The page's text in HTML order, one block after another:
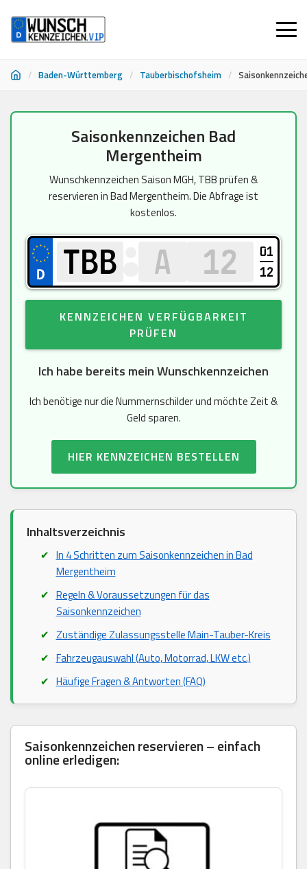
/ Baden-Württemberg / Tauberbischofsheim /
Saisonkennzeichen Bad
Mergentheim
Wunschkennzeichen Saison MGH, TBB prüfen &
reservieren in Bad Mergentheim. Die Abfrage ist
kostenlos.
01
12
KENNZEICHEN VERFÜGBARKEIT
PRÜFEN
Ich habe bereits mein Wunschkennzeichen
Ich benötige nur die Nummernschilder und möchte Zeit &
Geld sparen.
HIER KENNZEICHEN BESTELLEN
Inhaltsverzeichnis
In 4 Schritten zum Saisonkennzeichen in Bad
Mergentheim
Regeln & Voraussetzungen für das
Saisonkennzeichen
Zuständige Zulassungsstelle Main-Tauber-Kreis
Fahrzeugauswahl (Auto, Motorrad, LKW etc.)
Häufige Fragen & Antworten (FAQ)
Saisonkennzeichen reservieren – einfach
online erledigen: